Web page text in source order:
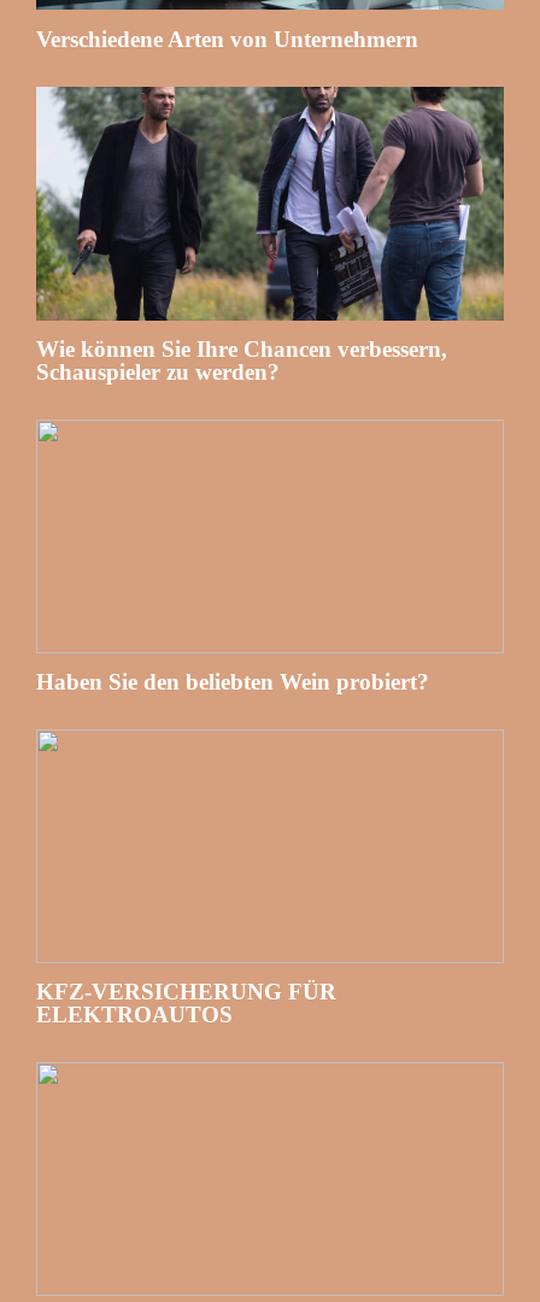
Verschiedene Arten von Unternehmern
Wie können Sie Ihre Chancen verbessern,
Schauspieler zu werden?
Haben Sie den beliebten Wein probiert?
KFZ-VERSICHERUNG FÜR
ELEKTROAUTOS